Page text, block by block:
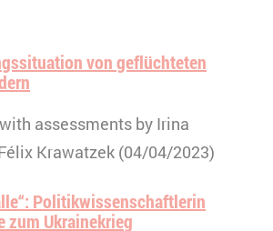
von geflüchteten
assessments by Irina
Krawatzek (04/04/2023)
Politikwissenschaftlerin
zum Ukrainekrieg